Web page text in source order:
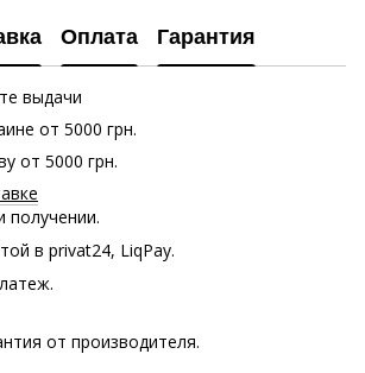
Оплата Гарантия
выдачи
от 5000 грн.
от 5000 грн.
получении.
в privat24, LiqPay.
от производителя.